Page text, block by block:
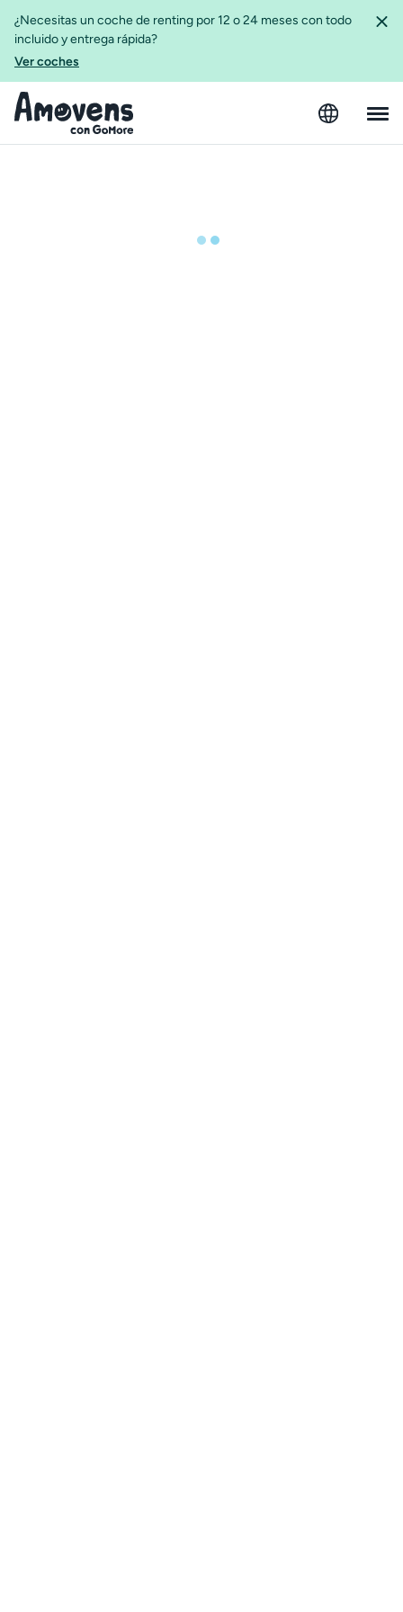
¿Necesitas un coche de renting por 12 o 24 meses con todo
incluido y entrega rápida?
Ver coches